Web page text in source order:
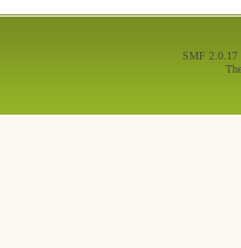
SMF 2.0.17